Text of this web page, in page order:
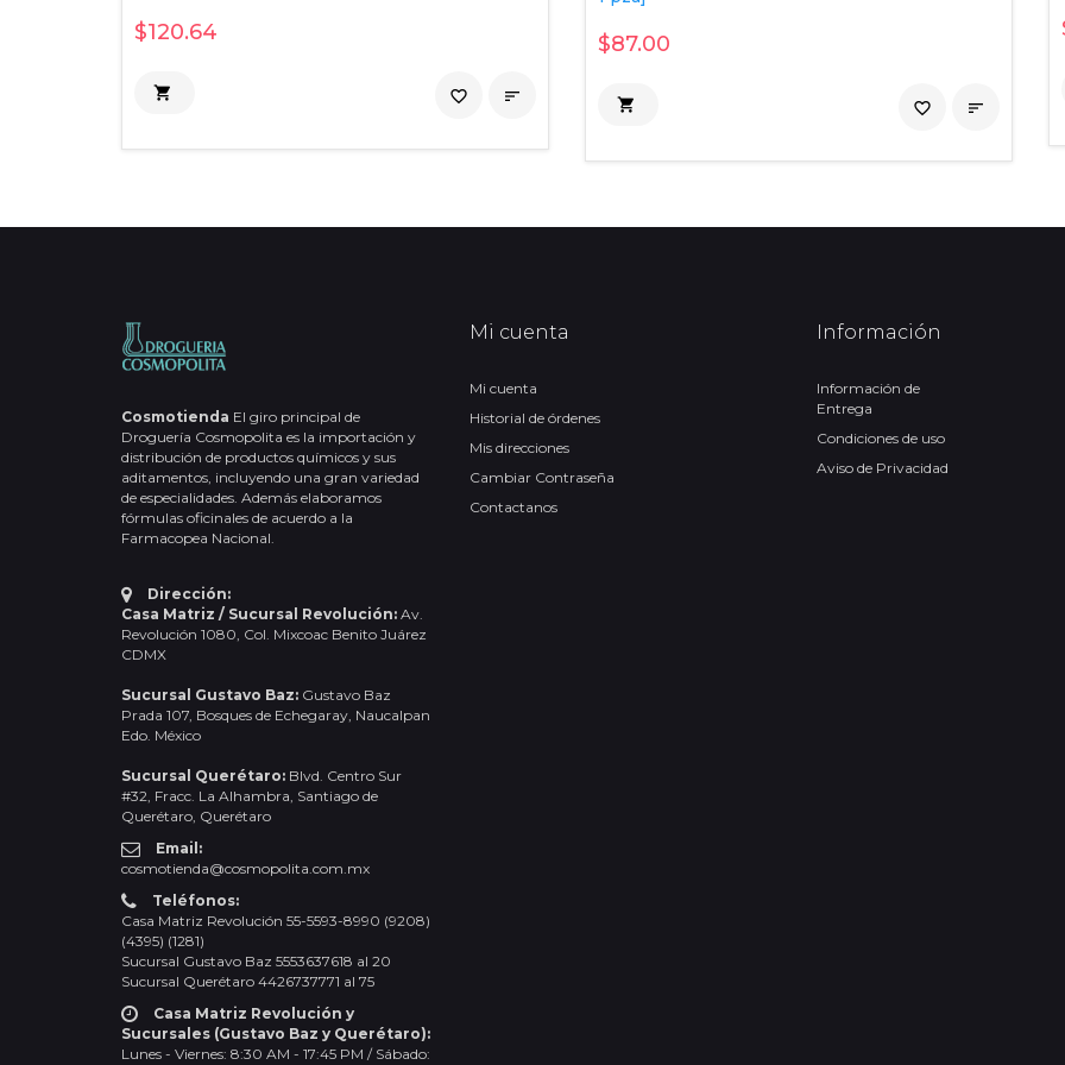
$120.64
 
favorite_border
$87.00
 
favorite_border
Cosmotienda El giro principal de
Droguería Cosmopolita es la importación y
distribución de productos químicos y sus
aditamentos, incluyendo una gran variedad
de especialidades. Además elaboramos
fórmulas oficinales de acuerdo a la
Farmacopea Nacional.
Dirección:
Casa Matriz / Sucursal Revolución: Av.
Revolución 1080, Col. Mixcoac Benito Juárez
CDMX
Sucursal Gustavo Baz: Gustavo Baz
Prada 107, Bosques de Echegaray, Naucalpan
Edo. México
Sucursal Querétaro: Blvd. Centro Sur
#32, Fracc. La Alhambra, Santiago de
Querétaro, Querétaro
Email:
cosmotienda@cosmopolita.com.mx
Teléfonos:
Casa Matriz Revolución 55-5593-8990 (9208)
(4395) (1281)
Sucursal Gustavo Baz 5553637618 al 20
Sucursal Querétaro 4426737771 al 75
Casa Matriz Revolución y
Sucursales (Gustavo Baz y Querétaro):
Lunes - Viernes: 8:30 AM - 17:45 PM / Sábado:
Mi cuenta
Mi cuenta
Historial de órdenes
Mis direcciones
Cambiar Contraseña
Contactanos
Información
Información de
Entrega
Condiciones de uso
Aviso de Privacidad